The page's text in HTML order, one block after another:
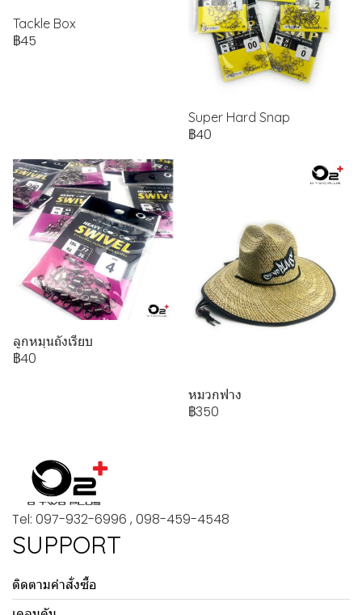
Tackle Box
฿45
Super Hard Snap
฿40
ลูกหมุนถังเรียบ
฿40
หมวกฟาง
฿350
Tel: 097-932-6996 , 098-459-4548
SUPPORT
ติดตามคำสั่งซื้อ